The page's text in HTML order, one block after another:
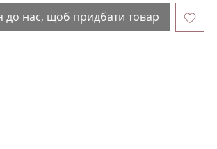
до нас, щоб придбати товар